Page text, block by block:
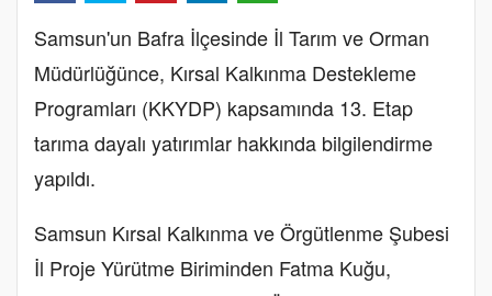
Samsun'un Bafra İlçesinde İl Tarım ve Orman
Müdürlüğünce, Kırsal Kalkınma Destekleme
Programları (KKYDP) kapsamında 13. Etap
tarıma dayalı yatırımlar hakkında bilgilendirme
yapıldı.
Samsun Kırsal Kalkınma ve Örgütlenme Şubesi
İl Proje Yürütme Biriminden Fatma Kuğu,